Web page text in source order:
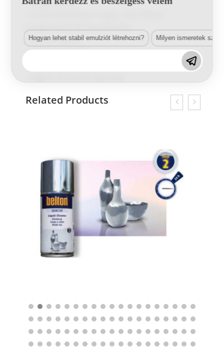
–Gyorsan szárad
–Nagyon jó áramlás
Related Products
Hogyan lehet stabil emulziót létrehozni? Milyen ismeretek